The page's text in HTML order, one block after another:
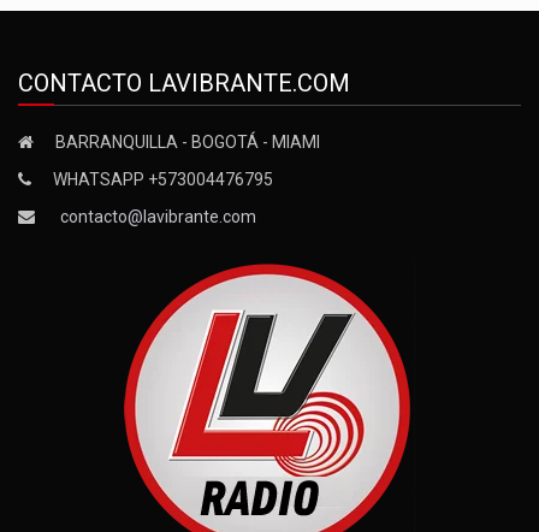
CONTACTO LAVIBRANTE.COM
BARRANQUILLA - BOGOTÁ - MIAMI
WHATSAPP +573004476795
contacto@lavibrante.com